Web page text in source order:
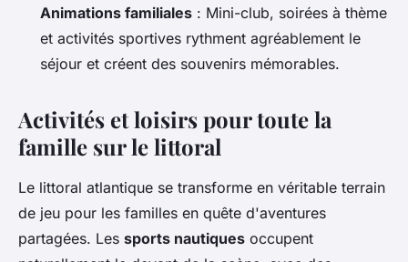
Animations familiales : Mini-club, soirées à thème
et activités sportives rythment agréablement le
séjour et créent des souvenirs mémorables.
Activités et loisirs pour toute la
famille sur le littoral
Le littoral atlantique se transforme en véritable terrain
de jeu pour les familles en quête d'aventures
partagées. Les sports nautiques occupent